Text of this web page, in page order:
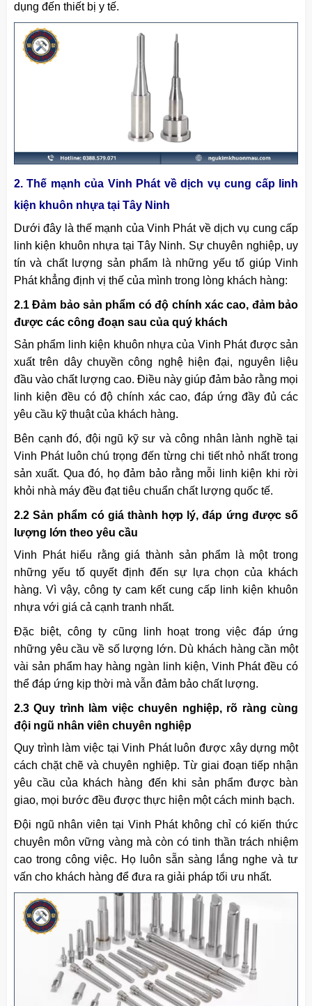
dụng đến thiết bị y tế.
2. Thế mạnh của Vinh Phát về dịch vụ cung cấp linh
kiện khuôn nhựa tại Tây Ninh
Dưới đây là thế mạnh của Vinh Phát về dịch vụ cung cấp
linh kiện khuôn nhựa tại Tây Ninh. Sự chuyên nghiệp, uy
tín và chất lượng sản phẩm là những yếu tố giúp Vinh
Phát khẳng định vị thế của mình trong lòng khách hàng:
2.1 Đảm bảo sản phẩm có độ chính xác cao, đảm bảo
được các công đoạn sau của quý khách
Sản phẩm linh kiện khuôn nhựa của Vinh Phát được sản
xuất trên dây chuyền công nghệ hiện đại, nguyên liệu
đầu vào chất lượng cao. Điều này giúp đảm bảo rằng mọi
linh kiện đều có độ chính xác cao, đáp ứng đầy đủ các
yêu cầu kỹ thuật của khách hàng.
Bên cạnh đó, đội ngũ kỹ sư và công nhân lành nghề tại
Vinh Phát luôn chú trọng đến từng chi tiết nhỏ nhất trong
sản xuất. Qua đó, họ đảm bảo rằng mỗi linh kiện khi rời
khỏi nhà máy đều đạt tiêu chuẩn chất lượng quốc tế.
2.2 Sản phẩm có giá thành hợp lý, đáp ứng được số
lượng lớn theo yêu cầu
Vinh Phát hiểu rằng giá thành sản phẩm là một trong
những yếu tố quyết định đến sự lựa chọn của khách
hàng. Vì vậy, công ty cam kết cung cấp linh kiện khuôn
nhựa với giá cả cạnh tranh nhất.
Đặc biệt, công ty cũng linh hoạt trong việc đáp ứng
những yêu cầu về số lượng lớn. Dù khách hàng cần một
vài sản phẩm hay hàng ngàn linh kiện, Vinh Phát đều có
thể đáp ứng kịp thời mà vẫn đảm bảo chất lượng.
2.3 Quy trình làm việc chuyên nghiệp, rõ ràng cùng
đội ngũ nhân viên chuyên nghiệp
Quy trình làm việc tại Vinh Phát luôn được xây dựng một
cách chặt chẽ và chuyên nghiệp. Từ giai đoạn tiếp nhận
yêu cầu của khách hàng đến khi sản phẩm được bàn
giao, mọi bước đều được thực hiện một cách minh bạch.
Đội ngũ nhân viên tại Vinh Phát không chỉ có kiến thức
chuyên môn vững vàng mà còn có tinh thần trách nhiệm
cao trong công việc. Họ luôn sẵn sàng lắng nghe và tư
vấn cho khách hàng để đưa ra giải pháp tối ưu nhất.